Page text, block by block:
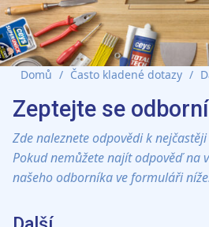
Domů / Často kladené dotazy /
Zeptejte se
Zde naleznete odpovědi k
Pokud nemůžete najít odpověď na
našeho odborníka ve formuláři